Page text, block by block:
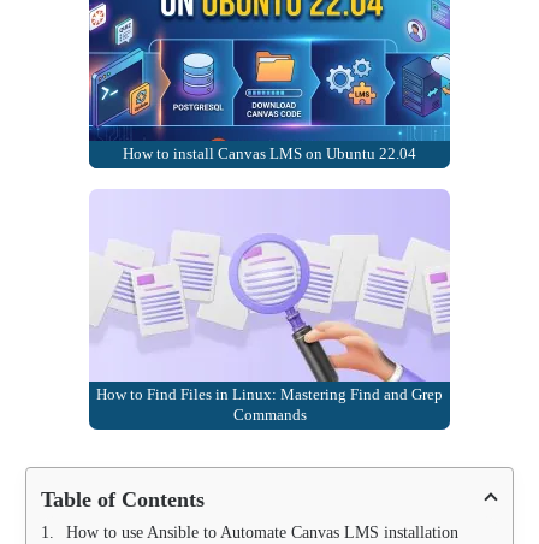
How to install Canvas LMS on Ubuntu 22.04
How to Find Files in Linux: Mastering Find and Grep
Commands
Table of Contents
How to use Ansible to Automate Canvas LMS installation